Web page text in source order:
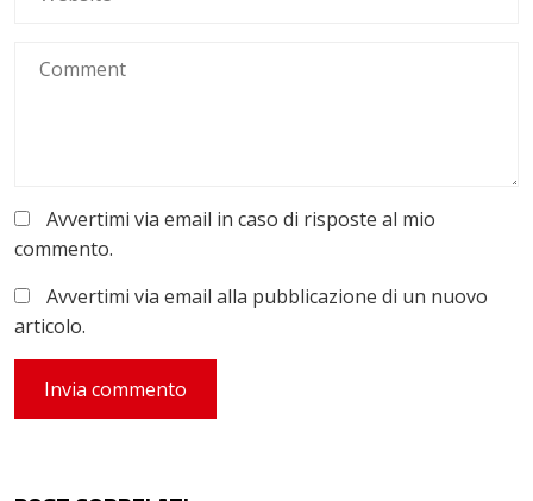
Avvertimi via email in caso di risposte al mio
commento.
Avvertimi via email alla pubblicazione di un nuovo
articolo.